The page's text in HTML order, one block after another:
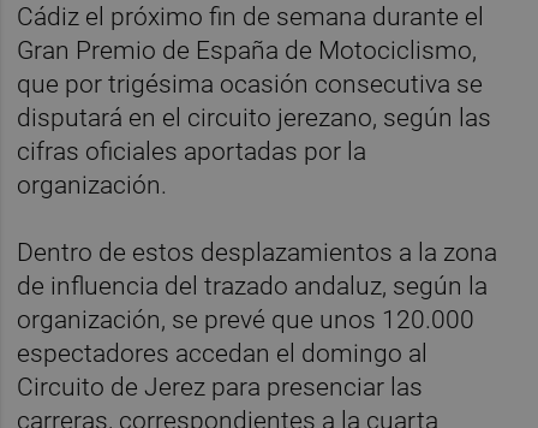
Cádiz el próximo fin de semana durante el
Gran Premio de España de Motociclismo,
que por trigésima ocasión consecutiva se
disputará en el circuito jerezano, según las
cifras oficiales aportadas por la
organización.
Dentro de estos desplazamientos a la zona
de influencia del trazado andaluz, según la
organización, se prevé que unos 120.000
espectadores accedan el domingo al
Circuito de Jerez para presenciar las
carreras, correspondientes a la cuarta